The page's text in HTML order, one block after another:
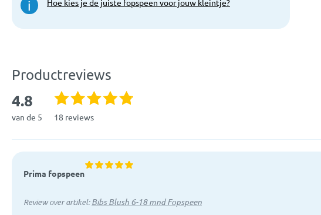
i Hoe kies je de juiste fopspeen voor jouw kleintje?
Productreviews
4.8
van de 5 18 reviews
Prima fopspeen
Review over artikel:Bibs Blush 6-18 mnd Fopspeen